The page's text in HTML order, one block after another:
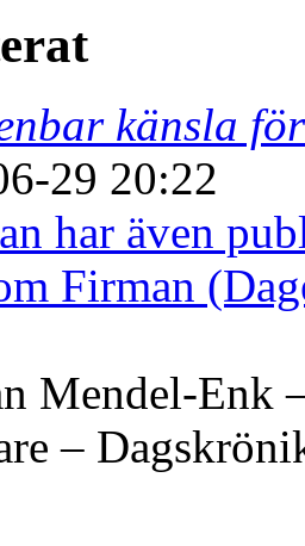
känsla
29 20:22
har även
Firman
Mendel-Enk
–